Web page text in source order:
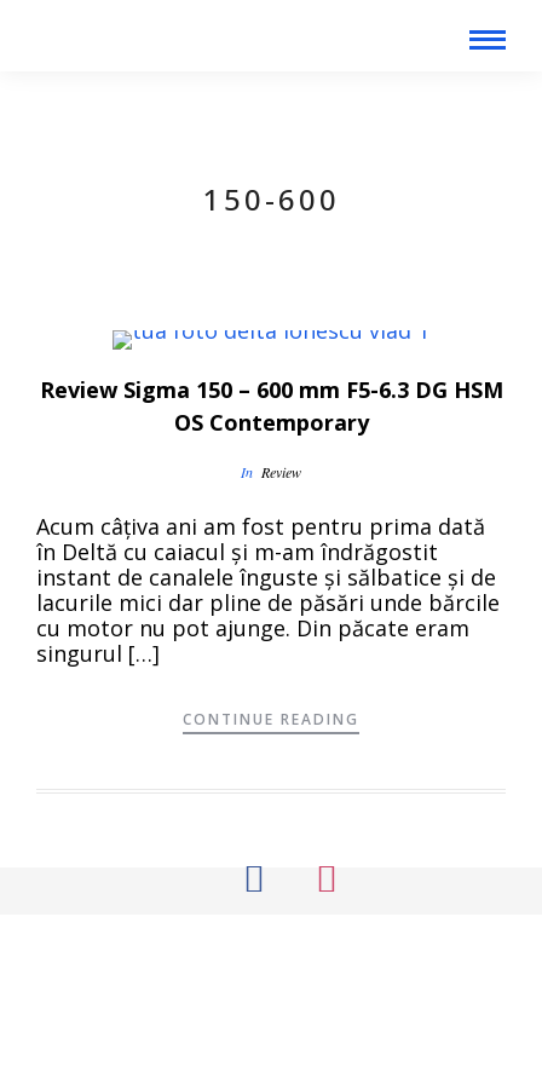
150-600
Review Sigma 150 – 600 mm F5-6.3 DG HSM
OS Contemporary
In Review
Acum câţiva ani am fost pentru prima dată
în Deltă cu caiacul şi m-am îndrăgostit
instant de canalele înguste şi sălbatice şi de
lacurile mici dar pline de păsări unde bărcile
cu motor nu pot ajunge. Din păcate eram
singurul […]
CONTINUE READING